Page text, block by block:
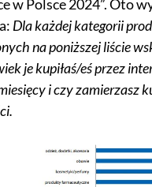
w Polsce 2024”. Oto
Dla każdej kategorii
na poniższej liście
je kupiłaś/eś przez
i czy zamierzasz